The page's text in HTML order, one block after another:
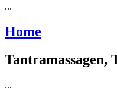
...
Home
Tantramassagen,
...